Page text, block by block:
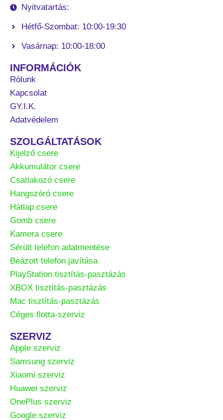
Nyitvatartás:
Hétfő-Szombat: 10:00-19:30
Vasárnap: 10:00-18:00
INFORMÁCIÓK
Rólunk
Kapcsolat
GY.I.K.
Adatvédelem
SZOLGÁLTATÁSOK
Kijelző csere
Akkumulátor csere
Csatlakozó csere
Hangszóró csere
Hátlap csere
Gomb csere
Kamera csere
Sérült telefon adatmentése
Beázott telefon javítása
PlayStation tisztítás-pasztázás
XBOX tisztítás-pasztázás
Mac tisztítás-pasztázás
Céges flotta-szerviz
SZERVIZ
Apple szerviz
Samsung szerviz
Xiaomi szerviz
Huawei szerviz
OnePlus szerviz
Google szerviz